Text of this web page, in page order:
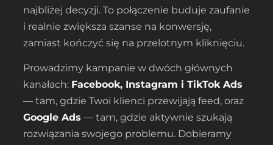
najbliżej decyzji. To połączenie buduje zaufanie
i realnie zwiększa szanse na konwersję,
zamiast kończyć się na przelotnym kliknięciu.
Prowadzimy kampanie w dwóch głównych
kanałach: Facebook, Instagram i TikTok Ads
— tam, gdzie Twoi klienci przewijają feed, oraz
Google Ads — tam, gdzie aktywnie szukają
rozwiązania swojego problemu. Dobieramy